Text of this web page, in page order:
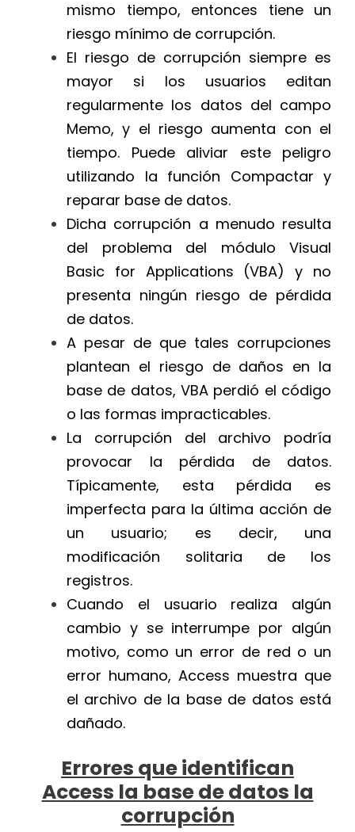
mismo tiempo, entonces tiene un
riesgo mínimo de corrupción.
El riesgo de corrupción siempre es
mayor si los usuarios editan
regularmente los datos del campo
Memo, y el riesgo aumenta con el
tiempo. Puede aliviar este peligro
utilizando la función Compactar y
reparar base de datos.
Dicha corrupción a menudo resulta
del problema del módulo Visual
Basic for Applications (VBA) y no
presenta ningún riesgo de pérdida
de datos.
A pesar de que tales corrupciones
plantean el riesgo de daños en la
base de datos, VBA perdió el código
o las formas impracticables.
La corrupción del archivo podría
provocar la pérdida de datos.
Típicamente, esta pérdida es
imperfecta para la última acción de
un usuario; es decir, una
modificación solitaria de los
registros.
Cuando el usuario realiza algún
cambio y se interrumpe por algún
motivo, como un error de red o un
error humano, Access muestra que
el archivo de la base de datos está
dañado.
Errores que identifican
Access la base de datos la
corrupción